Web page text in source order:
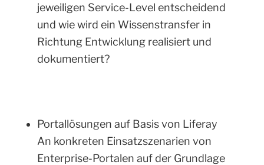
jeweiligen Service-Level entscheidend
und wie wird ein Wissenstransfer in
Richtung Entwicklung realisiert und
dokumentiert?
Portallösungen auf Basis von Liferay
An konkreten Einsatzszenarien von
Enterprise-Portalen auf der Grundlage